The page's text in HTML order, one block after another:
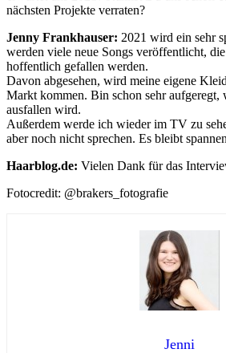
nächsten Projekte verraten?
Jenny Frankhauser: 2021 wird ein sehr
werden viele neue Songs veröffentlicht,
hoffentlich gefallen werden.
Davon abgesehen, wird meine eigene
Markt kommen. Bin schon sehr aufgeregt,
ausfallen wird.
Außerdem werde ich wieder im TV zu
aber noch nicht sprechen. Es bleibt
Haarblog.de: Vielen Dank für das
Fotocredit: @brakers_fotografie
Jenni